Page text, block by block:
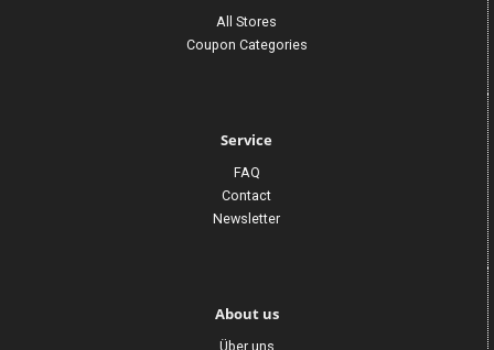
All Stores
Coupon Categories
Service
FAQ
Contact
Newsletter
About us
Über uns